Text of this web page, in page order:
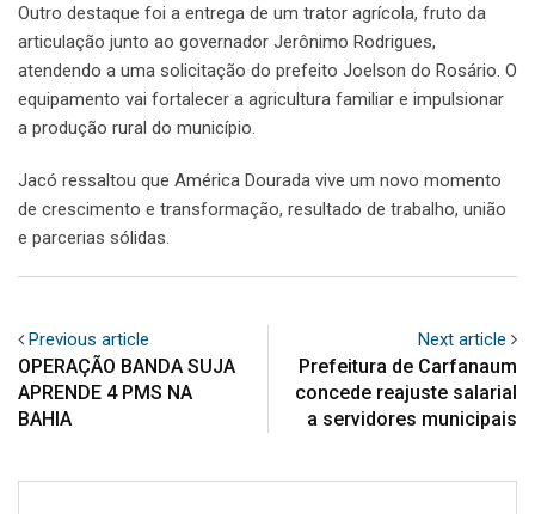
Outro destaque foi a entrega de um trator agrícola, fruto da
articulação junto ao governador Jerônimo Rodrigues,
atendendo a uma solicitação do prefeito Joelson do Rosário. O
equipamento vai fortalecer a agricultura familiar e impulsionar
a produção rural do município.
Jacó ressaltou que América Dourada vive um novo momento
de crescimento e transformação, resultado de trabalho, união
e parcerias sólidas.
Previous article
OPERAÇÃO BANDA SUJA
APRENDE 4 PMS NA
BAHIA
Next article
Prefeitura de Carfanaum
concede reajuste salarial
a servidores municipais